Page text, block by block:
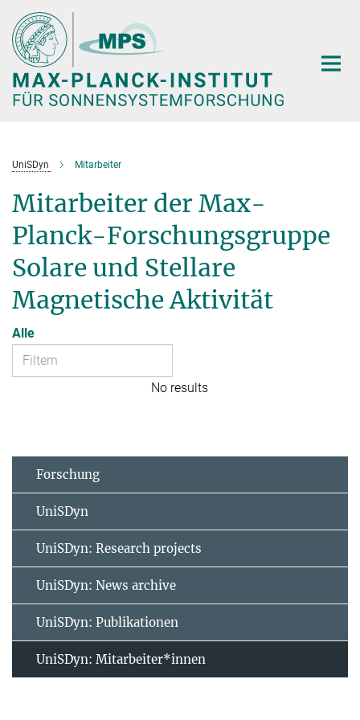
Hauptinhalt
UniSDyn Mitarbeiter
Mitarbeiter der Max-
Planck-Forschungsgruppe
Solare und Stellare
Magnetische Aktivität
Alle
No results
Forschung
UniSDyn
UniSDyn: Research projects
UniSDyn: News archive
UniSDyn: Publikationen
UniSDyn: Mitarbeiter*innen